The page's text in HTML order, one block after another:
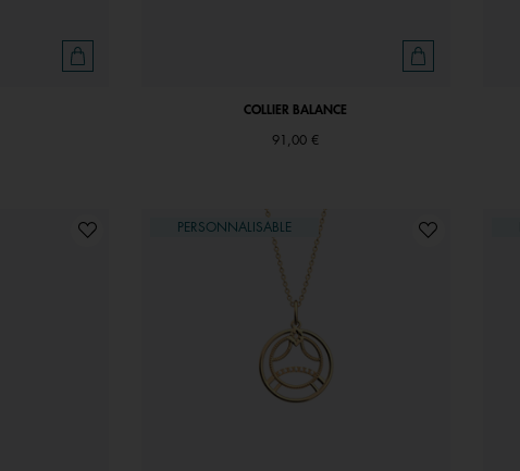
COLLIER BALANCE
91,00 €
PERSONNALISABLE